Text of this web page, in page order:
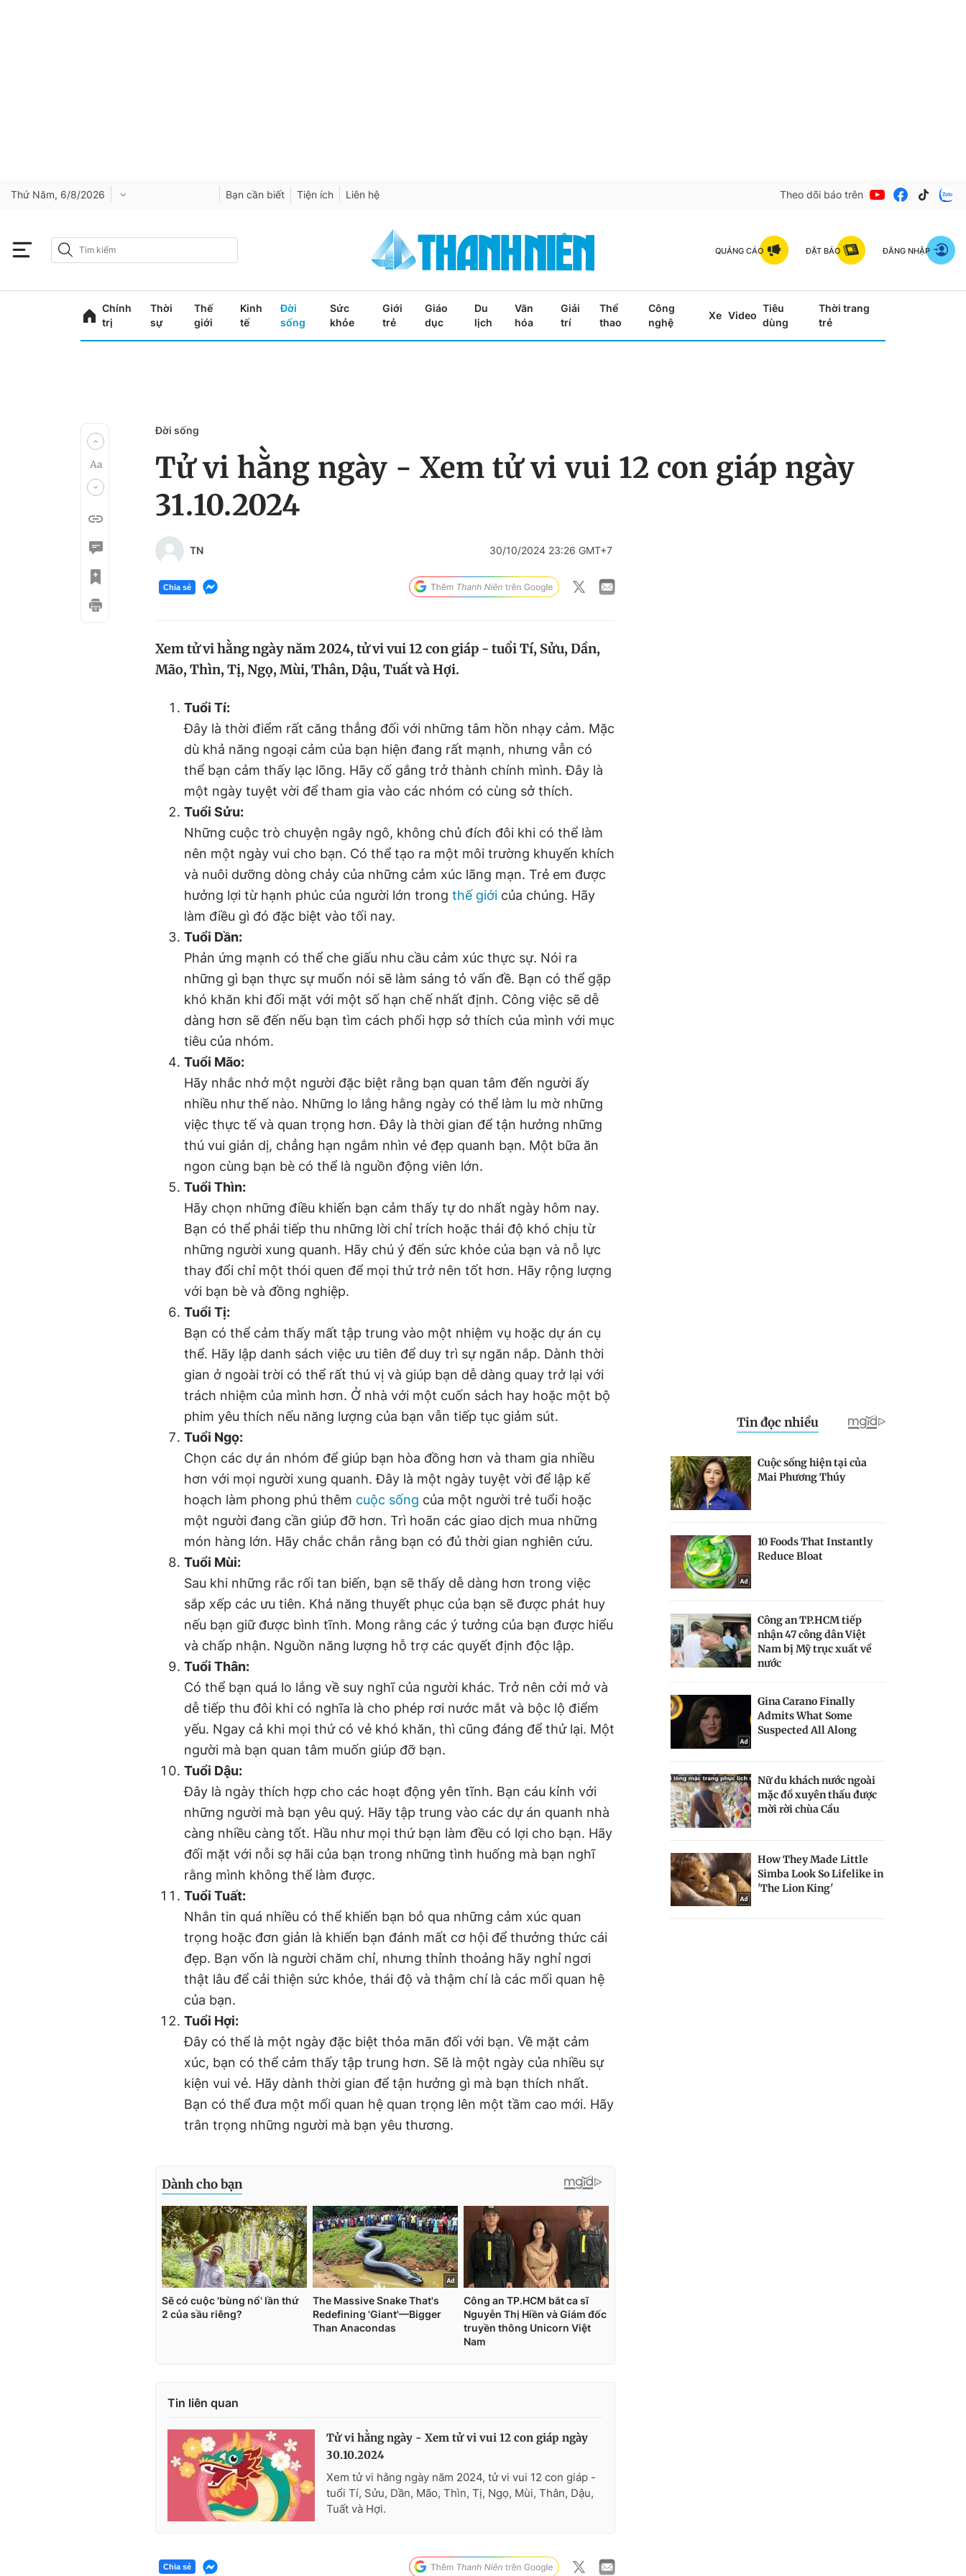
Thứ Năm, 6/8/2026 Bạn cần biết Tiện ích Liên hệ Theo dõi báo trên
QUẢNG CÁO ĐẶT BÁO ĐĂNG NHẬP
Chính
trị
Thời
sự
Thế
giới
Kinh
tế
Đời
sống
Sức
khỏe
Giới
trẻ
Giáo
dục
Du
lịch
Văn
hóa
Giải
trí
Thể
thao
Công
nghệ
Xe Video
Tiêu
dùng
Thời trang
trẻ
Đời sống
Tử vi hằng ngày - Xem tử vi vui 12 con giáp ngày
31.10.2024
TN 30/10/2024 23:26 GMT+7
Chia sẻ
Xem tử vi hằng ngày năm 2024, tử vi vui 12 con giáp - tuổi Tí, Sửu, Dần,
Mão, Thìn, Tị, Ngọ, Mùi, Thân, Dậu, Tuất và Hợi.
Tuổi Tí:
Đây là thời điểm rất căng thẳng đối với những tâm hồn nhạy cảm. Mặc
dù khả năng ngoại cảm của bạn hiện đang rất mạnh, nhưng vẫn có
thể bạn cảm thấy lạc lõng. Hãy cố gắng trở thành chính mình. Đây là
một ngày tuyệt vời để tham gia vào các nhóm có cùng sở thích.
Tuổi Sửu:
Những cuộc trò chuyện ngây ngô, không chủ đích đôi khi có thể làm
nên một ngày vui cho bạn. Có thể tạo ra một môi trường khuyến khích
và nuôi dưỡng dòng chảy của những cảm xúc lãng mạn. Trẻ em được
hưởng lợi từ hạnh phúc của người lớn trong thế giới của chúng. Hãy
làm điều gì đó đặc biệt vào tối nay.
Tuổi Dần:
Phản ứng mạnh có thể che giấu nhu cầu cảm xúc thực sự. Nói ra
những gì bạn thực sự muốn nói sẽ làm sáng tỏ vấn đề. Bạn có thể gặp
khó khăn khi đối mặt với một số hạn chế nhất định. Công việc sẽ dễ
dàng hơn sẽ đến nếu bạn tìm cách phối hợp sở thích của mình với mục
tiêu của nhóm.
Tuổi Mão:
Hãy nhắc nhở một người đặc biệt rằng bạn quan tâm đến người ấy
nhiều như thế nào. Những lo lắng hằng ngày có thể làm lu mờ những
việc thực tế và quan trọng hơn. Đây là thời gian để tận hưởng những
thú vui giản dị, chẳng hạn ngắm nhìn vẻ đẹp quanh bạn. Một bữa ăn
ngon cùng bạn bè có thể là nguồn động viên lớn.
Tuổi Thìn:
Hãy chọn những điều khiến bạn cảm thấy tự do nhất ngày hôm nay.
Bạn có thể phải tiếp thu những lời chỉ trích hoặc thái độ khó chịu từ
những người xung quanh. Hãy chú ý đến sức khỏe của bạn và nỗ lực
thay đổi chỉ một thói quen để mọi thứ trở nên tốt hơn. Hãy rộng lượng
với bạn bè và đồng nghiệp.
Tuổi Tị:
Bạn có thể cảm thấy mất tập trung vào một nhiệm vụ hoặc dự án cụ
thể. Hãy lập danh sách việc ưu tiên để duy trì sự ngăn nắp. Dành thời
gian ở ngoài trời có thể rất thú vị và giúp bạn dễ dàng quay trở lại với
trách nhiệm của mình hơn. Ở nhà với một cuốn sách hay hoặc một bộ
phim yêu thích nếu năng lượng của bạn vẫn tiếp tục giảm sút.
Tuổi Ngọ:
Chọn các dự án nhóm để giúp bạn hòa đồng hơn và tham gia nhiều
hơn với mọi người xung quanh. Đây là một ngày tuyệt vời để lập kế
hoạch làm phong phú thêm cuộc sống của một người trẻ tuổi hoặc
một người đang cần giúp đỡ hơn. Trì hoãn các giao dịch mua những
món hàng lớn. Hãy chắc chắn rằng bạn có đủ thời gian nghiên cứu.
Tuổi Mùi:
Sau khi những rắc rối tan biến, bạn sẽ thấy dễ dàng hơn trong việc
sắp xếp các ưu tiên. Khả năng thuyết phục của bạn sẽ được phát huy
nếu bạn giữ được bình tĩnh. Mong rằng các ý tưởng của bạn được hiểu
và chấp nhận. Nguồn năng lượng hỗ trợ các quyết định độc lập.
Tuổi Thân:
Có thể bạn quá lo lắng về suy nghĩ của người khác. Trở nên cởi mở và
dễ tiếp thu đôi khi có nghĩa là cho phép rơi nước mắt và bộc lộ điểm
yếu. Ngay cả khi mọi thứ có vẻ khó khăn, thì cũng đáng để thử lại. Một
người mà bạn quan tâm muốn giúp đỡ bạn.
Tuổi Dậu:
Đây là ngày thích hợp cho các hoạt động yên tĩnh. Bạn cáu kỉnh với
những người mà bạn yêu quý. Hãy tập trung vào các dự án quanh nhà
càng nhiều càng tốt. Hầu như mọi thứ bạn làm đều có lợi cho bạn. Hãy
đối mặt với nỗi sợ hãi của bạn trong những tình huống mà bạn nghĩ
rằng mình không thể làm được.
Tuổi Tuất:
Nhắn tin quá nhiều có thể khiến bạn bỏ qua những cảm xúc quan
trọng hoặc đơn giản là khiến bạn đánh mất cơ hội để thưởng thức cái
đẹp. Bạn vốn là người chăm chỉ, nhưng thỉnh thoảng hãy nghỉ ngơi
thật lâu để cải thiện sức khỏe, thái độ và thậm chí là các mối quan hệ
của bạn.
Tuổi Hợi:
Đây có thể là một ngày đặc biệt thỏa mãn đối với bạn. Về mặt cảm
xúc, bạn có thể cảm thấy tập trung hơn. Sẽ là một ngày của nhiều sự
kiện vui vẻ. Hãy dành thời gian để tận hưởng gì mà bạn thích nhất.
Bạn có thể đưa một mối quan hệ quan trọng lên một tầm cao mới. Hãy
trân trọng những người mà bạn yêu thương.
Tin liên quan
Tử vi hằng ngày - Xem tử vi vui 12 con giáp ngày
30.10.2024
Xem tử vi hằng ngày năm 2024, tử vi vui 12 con giáp -
tuổi Tí, Sửu, Dần, Mão, Thìn, Tị, Ngọ, Mùi, Thân, Dậu,
Tuất và Hợi.
Chia sẻ